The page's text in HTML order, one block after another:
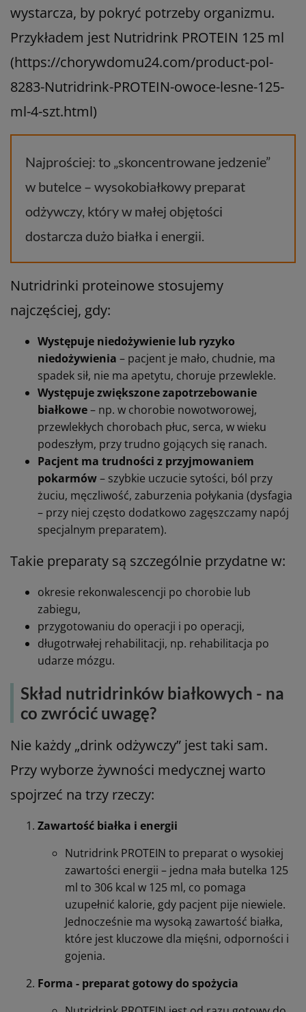
wystarcza, by pokryć potrzeby organizmu.
Przykładem jest Nutridrink PROTEIN 125 ml
(https://chorywdomu24.com/product-pol-
8283-Nutridrink-PROTEIN-owoce-lesne-125-
ml-4-szt.html)
Najprościej: to „skoncentrowane jedzenie”
w butelce – wysokobiałkowy preparat
odżywczy, który w małej objętości
dostarcza dużo białka i energii.
Nutridrinki proteinowe stosujemy
najczęściej, gdy:
Występuje niedożywienie lub ryzyko
niedożywienia – pacjent je mało, chudnie, ma
spadek sił, nie ma apetytu, choruje przewlekle.
Występuje zwiększone zapotrzebowanie
białkowe– np. w chorobie nowotworowej,
przewlekłych chorobach płuc, serca, w wieku
podeszłym, przy trudno gojących się ranach.
Pacjent ma trudności z przyjmowaniem
pokarmów– szybkie uczucie sytości, ból przy
żuciu, męczliwość, zaburzenia połykania (dysfagia
– przy niej często dodatkowo zagęszczamy napój
specjalnym preparatem).
Takie preparaty są szczególnie przydatne w:
okresie rekonwalescencji po chorobie lub
zabiegu,
przygotowaniu do operacji i po operacji,
długotrwałej rehabilitacji, np. rehabilitacja po
udarze mózgu.
Skład nutridrinków białkowych - na
co zwrócić uwagę?
Nie każdy „drink odżywczy” jest taki sam.
Przy wyborze żywności medycznej warto
spojrzeć na trzy rzeczy:
Zawartość białka i energii
Nutridrink PROTEIN to preparat o wysokiej
zawartości energii – jedna mała butelka 125
ml to 306 kcal w 125 ml, co pomaga
uzupełnić kalorie, gdy pacjent pije niewiele.
Jednocześnie ma wysoką zawartość białka,
które jest kluczowe dla mięśni, odporności i
gojenia.
Forma - preparat gotowy do spożycia